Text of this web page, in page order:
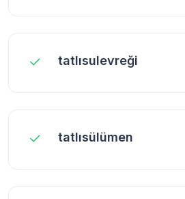
tatlısulevreği
tatlısülümen